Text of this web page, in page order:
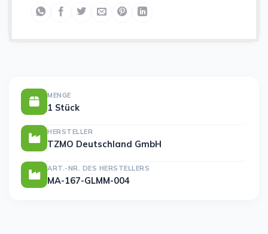
MENGE
1 Stück
HERSTELLER
TZMO Deutschland GmbH
ART.-NR. DES HERSTELLERS
MA-167-GLMM-004